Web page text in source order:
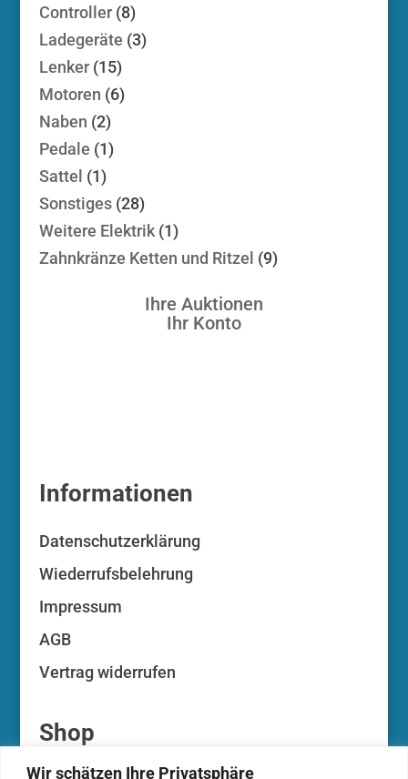
Wir schätzen Ihre Privatsphäre
Controller 88
Produkte
Ladegeräte 33
Lenker 1515
Produkte
Motoren 66
Naben 22
Produkte
Pedale 11
Sattel 11
Produkt
Sonstiges 2828
Produkte
Weitere Elektrik 11
Produkt
Zahnkränze Ketten und Ritzel 99
Ihre Auktionen
Ihr Konto
Informationen
Datenschutzerklärung
Wiederrufsbelehrung
Impressum
AGB
Vertrag widerrufen
Shop